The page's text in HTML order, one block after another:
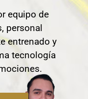
equipo de
personal
entrenado y
tecnología